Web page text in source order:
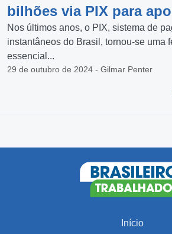
bilhões via PIX para
Nos últimos anos, o PIX, sistema de
instantâneos do Brasil, tornou-se uma
essencial...
29 de outubro de 2024 - Gilmar Penter
Início